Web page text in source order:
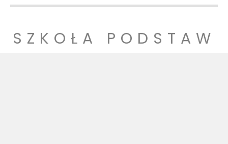
SZKOŁA PODSTAW